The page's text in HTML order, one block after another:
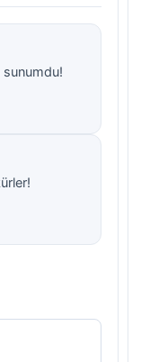
sunumdu!